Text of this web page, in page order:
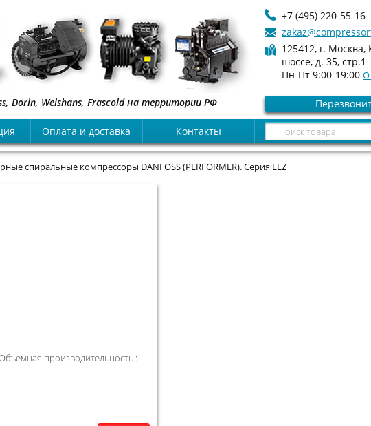
+7 (495) 220-55-16
125412, г. Москва,
шоссе, д. 35, стр.1
Пн-Пт 9:00-19:00
Dorin, Weishans, Frascold на территории РФ
Оплата и доставка Контакты
спиральные компрессоры DANFOSS (PERFORMER). Серия LLZ
производительность :